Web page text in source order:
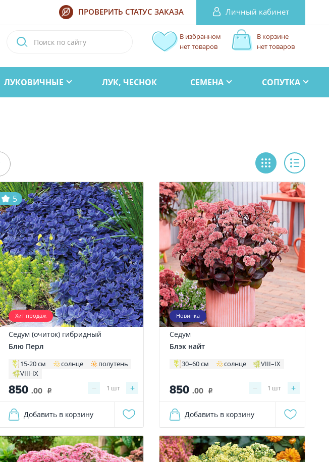
ПРОВЕРИТЬ СТАТУС ЗАКАЗА Личный кабинет
В корзине
нет товаров
В избранном
нет товаров
ЛУКОВИЧНЫЕ ЛУК, ЧЕСНОК СЕМЕНА СОПУТКА
Хит продаж
5
Седум (очиток) гибридный
Блю Перл
15-20 см солнце
полутень
VIII-IX
850 .00 i − +
1 шт
Добавить в корзину
Новинка
Седум
Блэк найт
30–60 см солнце VIII–IX
850.00 i − +
1 шт
Добавить в корзину